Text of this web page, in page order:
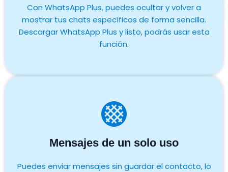
Con WhatsApp Plus, puedes ocultar y volver a
mostrar tus chats específicos de forma sencilla.
Descargar WhatsApp Plus y listo, podrás usar esta
función.
Mensajes de un solo uso
Puedes enviar mensajes sin guardar el contacto, lo